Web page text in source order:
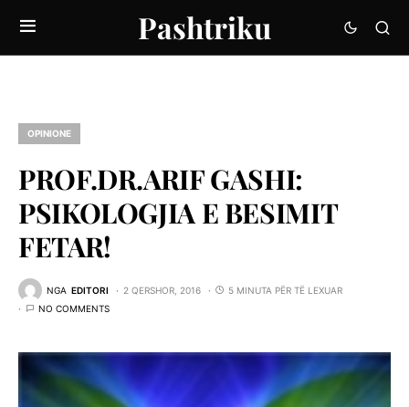
Pashtriku
OPINIONE
PROF.DR.ARIF GASHI:
PSIKOLOGJIA E BESIMIT
FETAR!
NGA EDITORI 2 QERSHOR, 2016
5 MINUTA PËR TË LEXUAR
NO COMMENTS